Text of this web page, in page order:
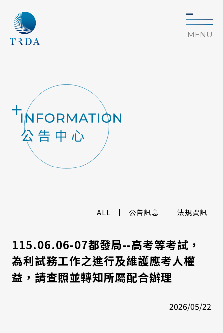
MENU
ALL 公告訊息 法規資訊
115.06.06-07都發局--高考等考試，
為利試務工作之進行及維護應考人權
益，請查照並轉知所屬配合辦理
2026/05/22